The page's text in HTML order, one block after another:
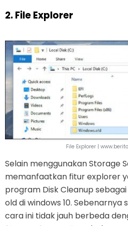
2. File Explorer
File Explorer |
Selain menggunakan Storage
memanfaatkan fitur explorer
program Disk Cleanup
old di windows 10. Sebenarnya
cara ini tidak jauh berbeda